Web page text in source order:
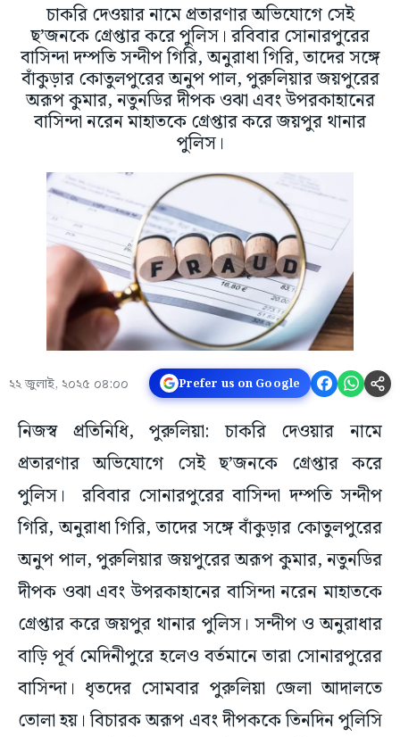
চাকরি দেওয়ার নামে প্রতারণার অভিযোগে সেই
ছ’জনকে গ্রেপ্তার করে পুলিস। রবিবার সোনারপুরের
বাসিন্দা দম্পতি সন্দীপ গিরি, অনুরাধা গিরি, তাদের সঙ্গে
বাঁকুড়ার কোতুলপুরের অনুপ পাল, পুরুলিয়ার জয়পুরের
অরূপ কুমার, নতুনডির দীপক ওঝা এবং উপরকাহানের
বাসিন্দা নরেন মাহাতকে গ্রেপ্তার করে জয়পুর থানার
পুলিস।
২২ জুলাই, ২০২৫ ০৪:০০ Prefer us on Google
নিজস্ব প্রতিনিধি, পুরুলিয়া: চাকরি দেওয়ার নামে
প্রতারণার অভিযোগে সেই ছ’জনকে গ্রেপ্তার করে
পুলিস। রবিবার সোনারপুরের বাসিন্দা দম্পতি সন্দীপ
গিরি, অনুরাধা গিরি, তাদের সঙ্গে বাঁকুড়ার কোতুলপুরের
অনুপ পাল, পুরুলিয়ার জয়পুরের অরূপ কুমার, নতুনডির
দীপক ওঝা এবং উপরকাহানের বাসিন্দা নরেন মাহাতকে
গ্রেপ্তার করে জয়পুর থানার পুলিস। সন্দীপ ও অনুরাধার
বাড়ি পূর্ব মেদিনীপুরে হলেও বর্তমানে তারা সোনারপুরের
বাসিন্দা। ধৃতদের সোমবার পুরুলিয়া জেলা আদালতে
তোলা হয়। বিচারক অরূপ এবং দীপককে তিনদিন পুলিসি